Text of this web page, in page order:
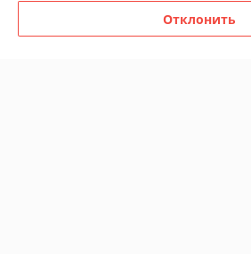
Отклонить